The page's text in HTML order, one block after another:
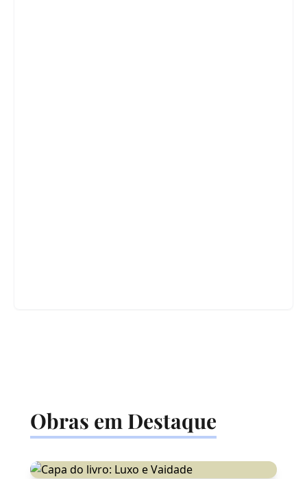
Obras em Destaque